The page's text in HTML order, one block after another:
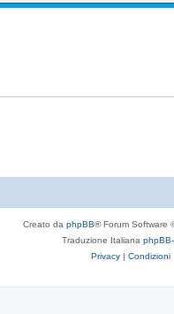
Creato da phpBB® Forum Software
Traduzione Italiana
Privacy | Condizioni